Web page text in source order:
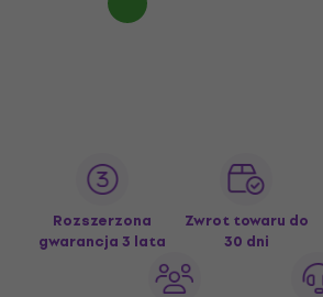
Rozszerzona
gwarancja 3 lata
Zwrot towaru do
30 dni